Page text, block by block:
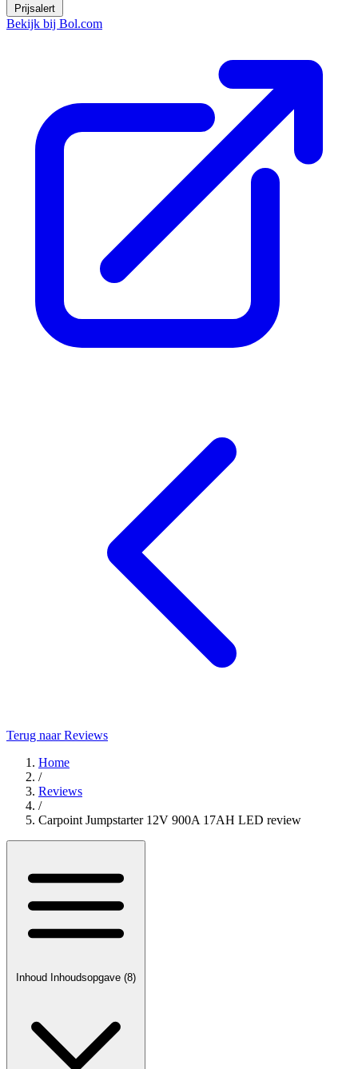
Prijsalert
Bekijk bij Bol.com
Terug naar Reviews
Home
/
Reviews
/
Carpoint Jumpstarter 12V 900A 17AH LED review
Inhoud Inhoudsopgave (8)